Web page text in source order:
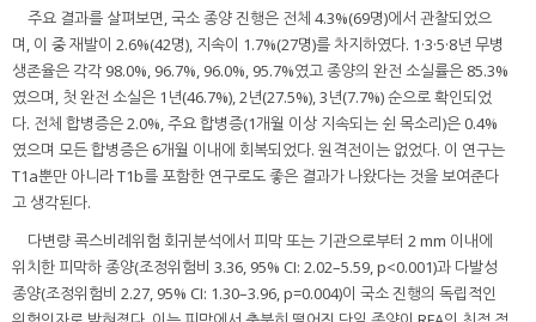
주요 결과를 살펴보면, 국소 종양 진행은 전체 4.3%(69명)에서 관찰되었으
며, 이 중 재발이 2.6%(42명), 지속이 1.7%(27명)를 차지하였다. 1·3·5·8년 무병
생존율은 각각 98.0%, 96.7%, 96.0%, 95.7%였고 종양의 완전 소실률은 85.3%
였으며, 첫 완전 소실은 1년(46.7%), 2년(27.5%), 3년(7.7%) 순으로 확인되었
다. 전체 합병증은 2.0%, 주요 합병증(1개월 이상 지속되는 쉰 목소리)은 0.4%
였으며 모든 합병증은 6개월 이내에 회복되었다. 원격전이는 없었다. 이 연구는
T1a뿐만 아니라 T1b를 포함한 연구로도 좋은 결과가 나왔다는 것을 보여준다
고 생각된다.
다변량 콕스비례위험 회귀분석에서 피막 또는 기관으로부터 2 mm 이내에
위치한 피막하 종양(조정위험비 3.36, 95% CI: 2.02–5.59, p<0.001)과 다발성
종양(조정위험비 2.27, 95% CI: 1.30–3.96, p=0.004)이 국소 진행의 독립적인